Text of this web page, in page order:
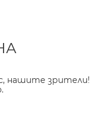
нашите зрители!